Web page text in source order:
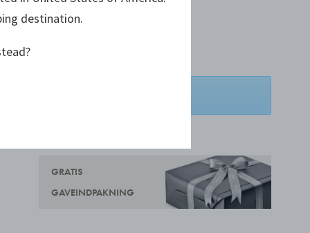
GRATIS
GAVEINDPAKNING
destination.